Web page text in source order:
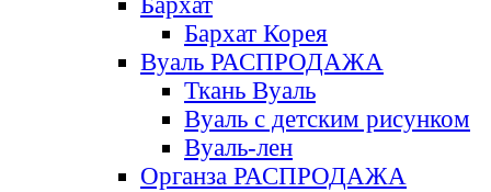
Бархат Корея
Вуаль РАСПРОДАЖА
Ткань Вуаль
Вуаль с детским рисунком
Вуаль-лен
Органза РАСПРОДАЖА